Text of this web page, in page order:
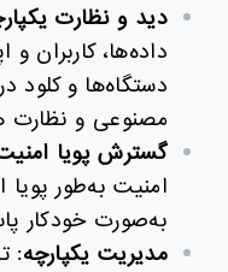
دید و نظارت
دستگاه‌ها و
مصنوعی و نظارت
گسترش پویا
امنیت به‌طور پویا
به‌صورت خودکار
مدیریت یکپارچه: